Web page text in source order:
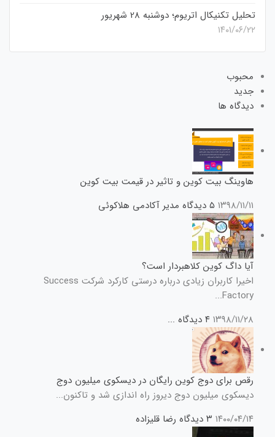
تحلیل تکنیکال اتریوم؛ دوشنبه 28 شهریور
۱۴۰۱/۰۶/۲۲
محبوب
جدید
دیدگاه ها
هاوینگ بیت کوین و تاثیر در قیمت بیت کوین
۱۳۹۸/۱۱/۱۱ ۵ دیدگاه مدیر آکادمی هلاکوئی
آیا داگ کوین کلاهبردار است؟
اخیرا کاربران زیادی درباره درستی کارکرد شرکت Success
Factory...
۱۳۹۸/۱۱/۲۸ ۴ دیدگاه ...
رقص برای دوج کوین رایگان در دیسکوی میلیون دوج
دیسکوی میلیون دوج دیروز راه اندازی شد و تاکنون...
۱۴۰۰/۰۴/۱۴ ۳ دیدگاه رضا قلیزاده